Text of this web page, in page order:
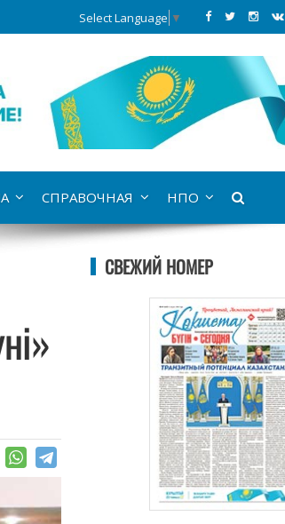
Select Language ▼
СПРАВОЧНАЯ НПО
СВЕЖИЙ НОМЕР